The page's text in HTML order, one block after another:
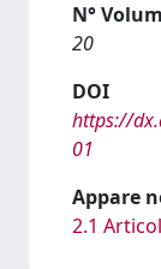
N°
20
DOI
https://
01
Appare
2.1